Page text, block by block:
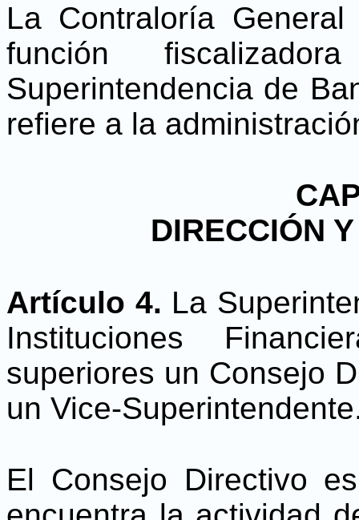
La Contraloría
función
Superintendencia de
refiere a la
DIRECCIÓN
Artículo 4. La
Instituciones
superiores un Consejo
un Vice-
El Consejo Directivo